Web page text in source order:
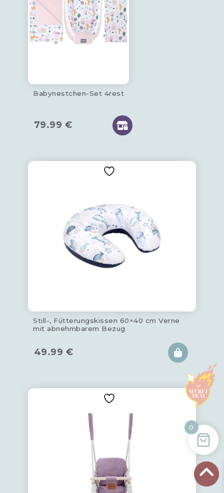
Babynestchen-Set 4rest
79.99 €
Still-, Fütterungskissen 60×40 cm Verne
mit abnehmbarem Bezug
49.99 €
0